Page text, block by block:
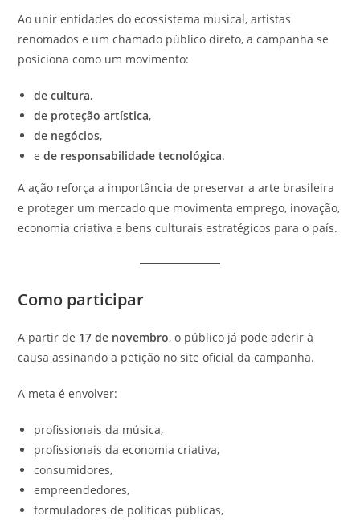
Ao unir entidades do ecossistema musical, artistas
renomados e um chamado público direto, a campanha se
posiciona como um movimento:
de cultura,
de proteção artística,
de negócios,
ede responsabilidade tecnológica.
A ação reforça a importância de preservar a arte brasileira
e proteger um mercado que movimenta emprego, inovação,
economia criativa e bens culturais estratégicos para o país.
Como participar
A partir de 17 de novembro, o público já pode aderir à
causa assinando a petição no site oficial da campanha.
A meta é envolver:
profissionais da música,
profissionais da economia criativa,
consumidores,
empreendedores,
formuladores de políticas públicas,